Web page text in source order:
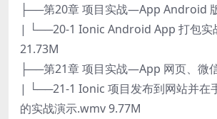
├──第20章 项目实战—App Android
| └──20-1 Ionic Android App 打包实
21.73M
├──第21章 项目实战—App 网页、微
| └──21-1 Ionic 项目发布到网站并在
的实战演示.wmv 9.77M